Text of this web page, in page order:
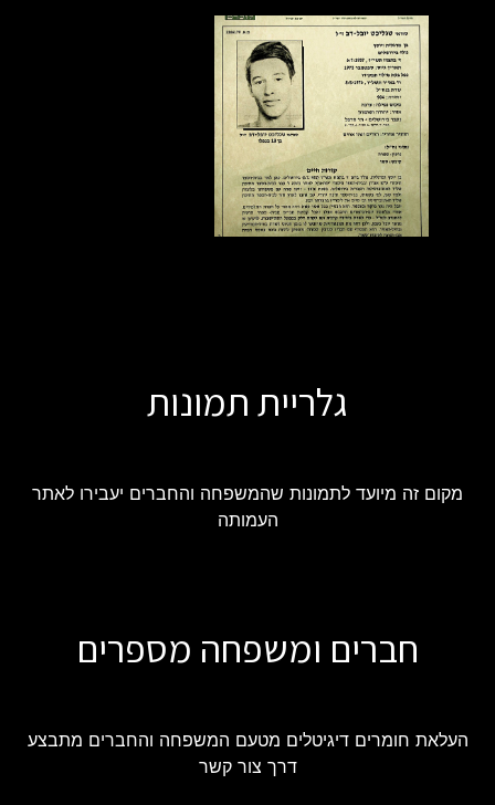
גלריית תמונות
מקום זה מיועד לתמונות שהמשפחה והחברים יעבירו לאתר
העמותה
חברים ומשפחה מספרים
העלאת חומרים דיגיטלים מטעם המשפחה והחברים מתבצע
דרך צור קשר